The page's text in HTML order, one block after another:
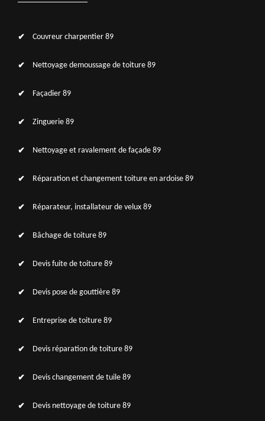
Couvreur charpentier 89
Nettoyage demoussage de toiture 89
Façadier 89
Zinguerie 89
Nettoyage et ravalement de façade 89
Réparation et changement toiture en ardoise 89
Réparateur, installateur de velux 89
Bâchage de toiture 89
Devis fuite de toiture 89
Devis pose de gouttière 89
Entreprise de toiture 89
Devis réparation de toiture 89
Devis changement de tuile 89
Devis nettoyage de toiture 89